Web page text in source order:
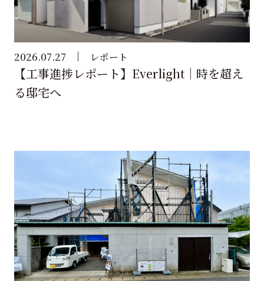
2026.07.27 レポート
【工事進捗レポート】Everlight｜時を超え
る邸宅へ